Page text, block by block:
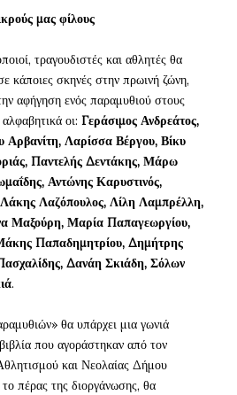
μας φίλους
τραγουδιστές και αθλητές θα
κάποιες σκηνές στην πρωινή ζώνη,
αφήγηση ενός παραμυθιού στους
οι: Γεράσιμος Ανδρεάτος,
Αρβανίτη, Λαρίσσα Βέργου, Βίκυ
Παντελής Δεντάκης, Μάρω
Αντώνης Καρυστινός,
Λαζόπουλος, Λίλη Λαμπρέλλη,
Μαξούρη, Μαρία Παπαγεωργίου,
Παπαδημητρίου, Δημήτρης
Δανάη Σκιάδη, Σόλων
.
θα υπάρχει μια γωνιά
που αγοράστηκαν από τον
και Νεολαίας Δήμου
πέρας της διοργάνωσης, θα